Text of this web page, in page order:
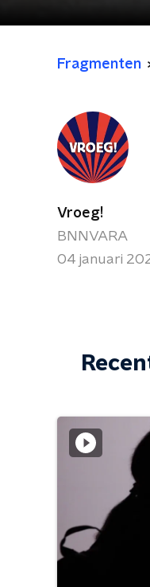
Fragmenten
Vroeg!
BNNVARA
04 januari